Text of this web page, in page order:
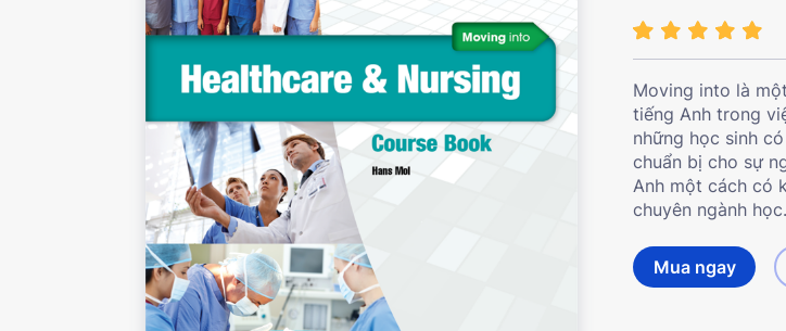
Moving into là
tiếng Anh trong
những học sinh
chuẩn bị cho sự
Anh một cách có
chuyên ngành học.
Mua ngay